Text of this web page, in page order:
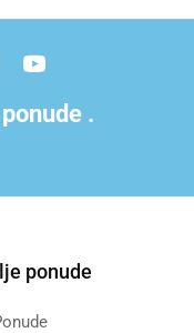
.
ponude